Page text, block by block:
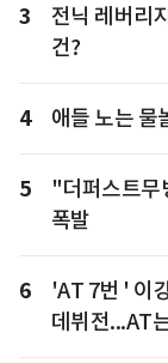
3
전닉 레버리
건?
4 애들 노는 물
5
"더퍼스트무
폭발
6
'AT 7번 ' 이
데뷔전...AT